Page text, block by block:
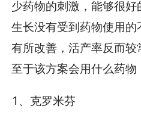
少药物的刺激，能够很
生长没有受到药物使用
有所改善，活产率反而较
至于该方案会用什么药物
1、克罗米芬